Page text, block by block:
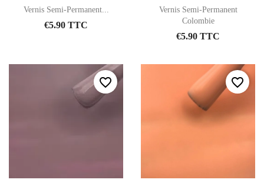
Vernis Semi-Permanent...
€5.90 TTC
Vernis Semi-Permanent
Colombie
€5.90 TTC
favorite_border favorite_border